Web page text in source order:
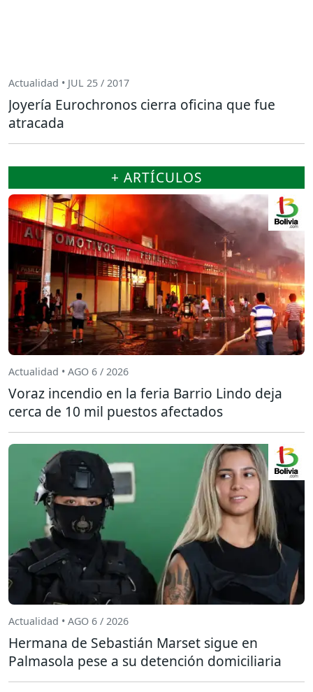
Actualidad • JUL 25 / 2017
Joyería Eurochronos cierra oficina que fue
atracada
+ ARTÍCULOS
Actualidad • AGO 6 / 2026
Voraz incendio en la feria Barrio Lindo deja
cerca de 10 mil puestos afectados
Actualidad • AGO 6 / 2026
Hermana de Sebastián Marset sigue en
Palmasola pese a su detención domiciliaria